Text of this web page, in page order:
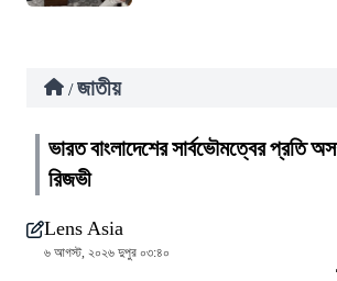
/ জাতীয়
ভারত বাংলাদেশের সার্বভৌমত্বের প্রতি
রিজভী
Lens Asia
৬ আগস্ট, ২০২৬ দুপুর ০৩:৪০